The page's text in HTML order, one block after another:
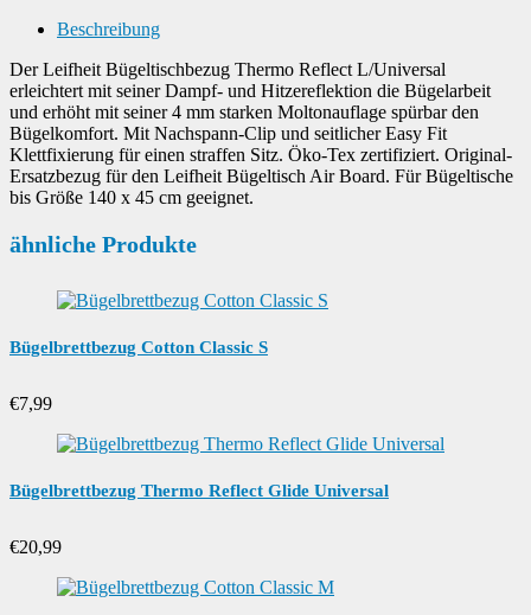
Beschreibung
Der Leifheit Bügeltischbezug Thermo Reflect L/Universal
erleichtert mit seiner Dampf- und Hitzereflektion die Bügelarbeit
und erhöht mit seiner 4 mm starken Moltonauflage spürbar den
Bügelkomfort. Mit Nachspann-Clip und seitlicher Easy Fit
Klettfixierung für einen straffen Sitz. Öko-Tex zertifiziert. Original-
Ersatzbezug für den Leifheit Bügeltisch Air Board. Für Bügeltische
bis Größe 140 x 45 cm geeignet.
ähnliche Produkte
Bügelbrettbezug Cotton Classic S
€7,99
Bügelbrettbezug Thermo Reflect Glide Universal
€20,99